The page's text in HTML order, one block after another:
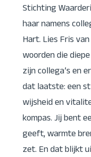
Stichting
haar namens
Hart. Lies Fris
woorden die
zijn collega’s en
dat laatste: een
wijsheid en
kompas. Jij bent
geeft, warmte
zet. En dat blijkt